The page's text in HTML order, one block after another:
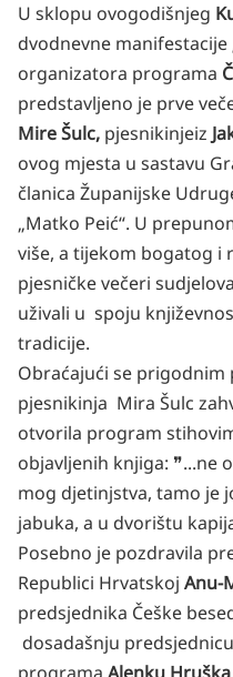
U sklopu ovogodišnjeg
dvodnevne manifestacije
organizatora programa
predstavljeno je prve
Mire Šulc, pjesnikinjeiz
ovog mjesta u sastavu
članica Županijske
„Matko Peić“. U
više, a tijekom bogatog i
pjesničke večeri
uživali u spoju
tradicije.
Obraćajući se prigodnim
pjesnikinja Mira Šulc
otvorila program
objavljenih knjiga: ❞...ne
mog djetinjstva, tamo je
jabuka, a u dvorištu
Posebno je pozdravila
Republici Hrvatskoj Anu-
predsjednika Češke
dosadašnju